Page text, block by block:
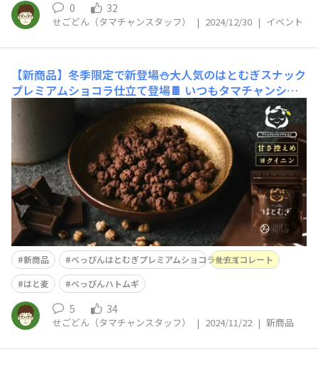
0 32
せごどん（タマチャンスタッフ） | 2024/12/30 | イベント
【新商品】冬季限定で新登場⛄️大人気のはとむぎスナック
プレミアムショコラ仕立て登場🍫 いつもタマチャンショ
ップをご愛顧いただき、ありがとうございます♪スタッフ
のせごどんです。なんとこの冬、タマチャンショップの大
人気商品「べっぴんハトムギ スナックタイプ」にプレミ
アムショコラ仕立てが冬季限定で登場しました🍫国産のは
とむぎをこだわりの濃厚ショコラで包み込んだ、贅沢にと
ろけるはとむぎチョコ
新商品 べっぴんはとむぎプレミアムショコラ仕立てチョコレート
はと麦
べっぴんハトムギ
5 34
せごどん（タマチャンスタッフ） | 2024/11/22 | 新商品